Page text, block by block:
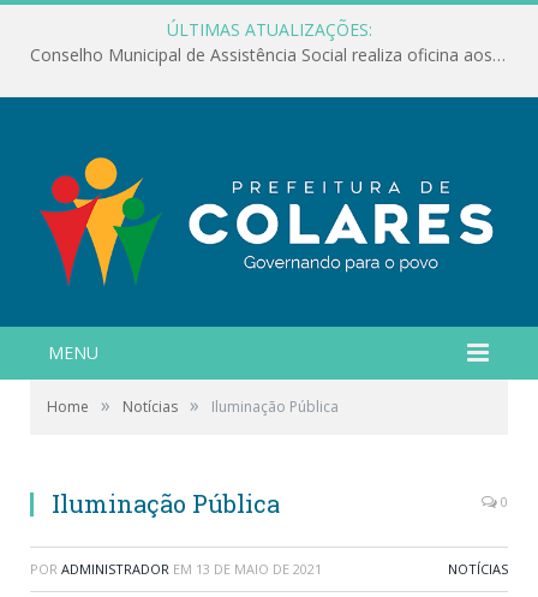
ÚLTIMAS ATUALIZAÇÕES:
Conselho Municipal de Assistência Social realiza oficina aos servidores
MENU
Home » Notícias » Iluminação Pública
Iluminação Pública 0
POR ADMINISTRADOR EM 13 DE MAIO DE 2021 NOTÍCIAS